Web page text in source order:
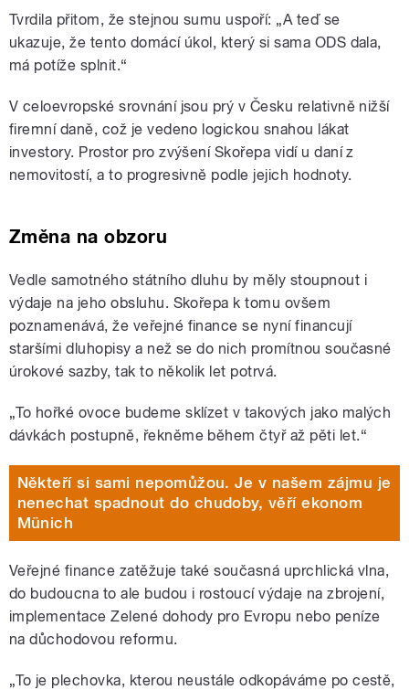
Tvrdila přitom, že stejnou sumu uspoří: „A teď se
ukazuje, že tento domácí úkol, který si sama ODS dala,
má potíže splnit.“
V celoevropské srovnání jsou prý v Česku relativně nižší
firemní daně, což je vedeno logickou snahou lákat
investory. Prostor pro zvýšení Skořepa vidí u daní z
nemovitostí, a to progresivně podle jejich hodnoty.
Změna na obzoru
Vedle samotného státního dluhu by měly stoupnout i
výdaje na jeho obsluhu. Skořepa k tomu ovšem
poznamenává, že veřejné finance se nyní financují
staršími dluhopisy a než se do nich promítnou současné
úrokové sazby, tak to několik let potrvá.
„To hořké ovoce budeme sklízet v takových jako malých
dávkách postupně, řekněme během čtyř až pěti let.“
Někteří si sami nepomůžou. Je v našem zájmu je
nenechat spadnout do chudoby, věří ekonom
Münich
Veřejné finance zatěžuje také současná uprchlická vlna,
do budoucna to ale budou i rostoucí výdaje na zbrojení,
implementace Zelené dohody pro Evropu nebo peníze
na důchodovou reformu.
„To je plechovka, kterou neustále odkopáváme po cestě,